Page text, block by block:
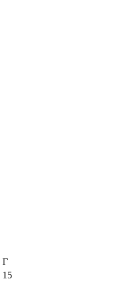
Г
15